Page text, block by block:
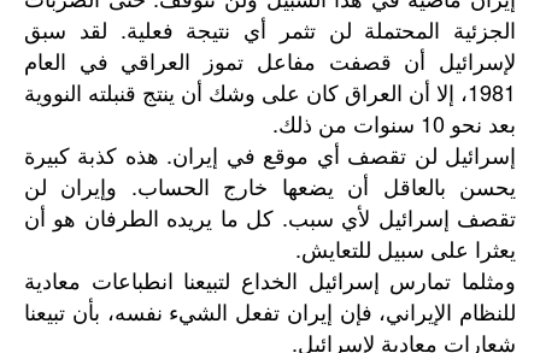
الجزئية المحتملة لن تثمر أي نتيجة فعلية. لقد سبق
لإسرائيل أن قصفت مفاعل تموز العراقي في العام
1981، إلا أن العراق كان على وشك أن ينتج قنبلته النووية
بعد نحو 10 سنوات من ذلك.
إسرائيل لن تقصف أي موقع في إيران. هذه كذبة كبيرة
يحسن بالعاقل أن يضعها خارج الحساب. وإيران لن
تقصف إسرائيل لأي سبب. كل ما يريده الطرفان هو أن
يعثرا على سبيل للتعايش.
ومثلما تمارس إسرائيل الخداع لتبيعنا انطباعات معادية
للنظام الإيراني، فإن إيران تفعل الشيء نفسه، بأن تبيعنا
شعارات معادية لإسرائيل.